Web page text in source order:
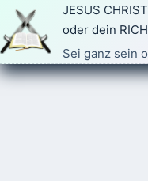
Zum
Inhalt
springen
JESUS
oder dein
Sei ganz sein